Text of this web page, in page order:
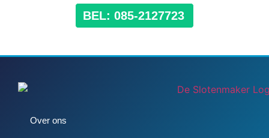
BEL: 085-2127723
Over ons